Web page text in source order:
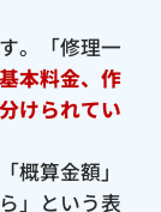
。「修理一
基本料金、作
けられてい
概算金額」
」という表